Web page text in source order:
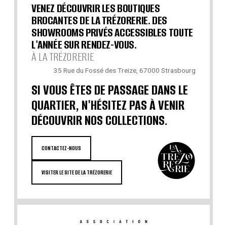
VENEZ DÉCOUVRIR LES BOUTIQUES
BROCANTES DE LA TRÉZORERIE. DES
SHOWROOMS PRIVÉS ACCESSIBLES TOUTE
L'ANNÉE SUR RENDEZ-VOUS.
À LA TRÉZORERIE
35 Rue du Fossé des Treize, 67000 Strasbourg
SI VOUS ÊTES DE PASSAGE DANS LE
QUARTIER, N'HÉSITEZ PAS À VENIR
DÉCOUVRIR NOS COLLECTIONS.
CONTACTEZ-NOUS
VISITER LE SITE DE LA TRÉZORERIE